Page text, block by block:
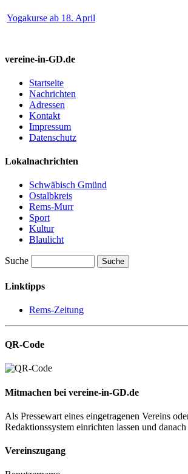
Yogakurse ab 18. April
vereine-in-GD.de
Startseite
Nachrichten
Adressen
Kontakt
Impressum
Datenschutz
Lokalnachrichten
Schwäbisch Gmünd
Ostalbkreis
Rems-Murr
Sport
Kultur
Blaulicht
Suche Suche
Linktipps
Rems-Zeitung
QR-Code
Mitmachen bei vereine-in-GD.de
Als Pressewart eines eingetragenen Vereins
Redaktionssystem einrichten lassen und
Vereinszugang